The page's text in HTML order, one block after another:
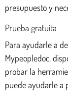
presupuesto y
Prueba gratuita
Para ayudarle a
Mypeopledoc,
probar la
puede ayudarle a